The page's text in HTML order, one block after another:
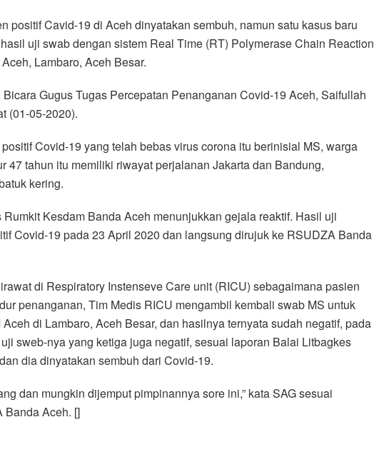
a
r
e
positif Cavid-19 di Aceh dinyatakan sembuh, namun satu kasus baru
uji swab dengan sistem Real Time (RT) Polymerase Chain Reaction
Lambaro, Aceh Besar.
Gugus Tugas Percepatan Penanganan Covid-19 Aceh, Saifullah
(01-05-2020).
Covid-19 yang telah bebas virus corona itu berinisial MS, warga
47 tahun itu memiliki riwayat perjalanan Jakarta dan Bandung,
kering.
Kesdam Banda Aceh menunjukkan gejala reaktif. Hasil uji
Covid-19 pada 23 April 2020 dan langsung dirujuk ke RSUDZA Banda
di Respiratory Instenseve Care unit (RICU) sebagaimana pasien
penanganan, Tim Medis RICU mengambil kembali swab MS untuk
di Lambaro, Aceh Besar, dan hasilnya ternyata sudah negatif, pada
sweb-nya yang ketiga juga negatif, sesuai laporan Balai Litbagkes
dia dinyatakan sembuh dari Covid-19.
dan mungkin dijemput pimpinannya sore ini,” kata SAG sesuai
Banda Aceh. []